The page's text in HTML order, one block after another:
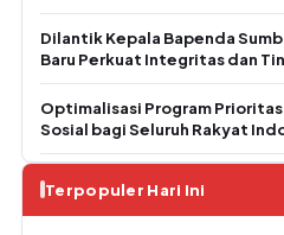
Dilantik Kepala Bapenda
Baru Perkuat Integritas dan
Optimalisasi Program
Sosial bagi Seluruh Rakyat
Terpopuler Hari Ini